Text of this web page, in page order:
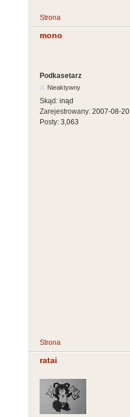
Strona
mono
Podkasetarz
Nieaktywny
Skąd: inąd
Zarejestrowany: 2007-08-20
Posty: 3,063
Strona
ratai